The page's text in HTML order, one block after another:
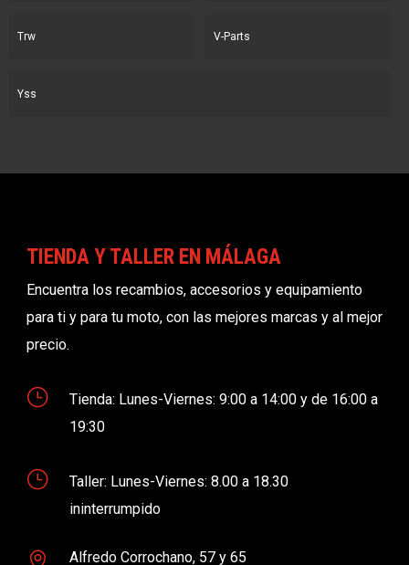
Trw V-Parts
Yss
TIENDA Y TALLER EN MÁLAGA
Encuentra los recambios, accesorios y equipamiento
para ti y para tu moto, con las mejores marcas y al mejor
precio.
}
Tienda: Lunes-Viernes: 9:00 a 14:00 y de 16:00 a
19:30
}
Taller: Lunes-Viernes: 8.00 a 18.30
ininterrumpido
Alfredo Corrochano, 57 y 65